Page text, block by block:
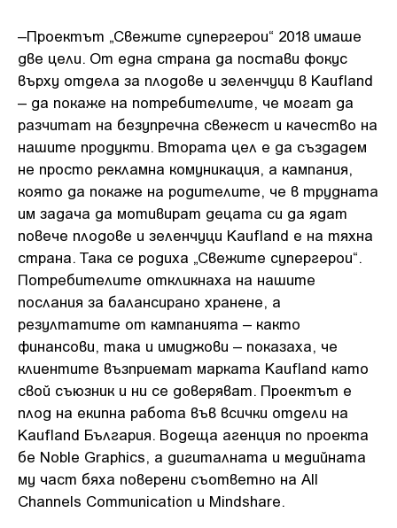
–Проектът „Свежите супергерои“ 2018 имаше
две цели. От една страна да постави фокус
върху отдела за плодове и зеленчуци в Kaufland
– да покаже на потребителите, че могат да
разчитат на безупречна свежест и качество на
нашите продукти. Втората цел е да създадем
не просто рекламна комуникация, а кампания,
която да покаже на родителите, че в трудната
им задача да мотивират децата си да ядат
повече плодове и зеленчуци Kaufland е на тяхна
страна. Така се родиха „Свежите супергерои“.
Потребителите откликнаха на нашите
послания за балансирано хранене, а
резултатите от кампанията – както
финансови, така и имиджови – показаха, че
клиентите възприемат марката Kaufland като
свой съюзник и ни се доверяват. Проектът е
плод на екипна работа във всички отдели на
Kaufland България. Водеща агенция по проекта
бе Noble Graphics, а дигиталната и медийната
му част бяха поверени съответно на All
Channels Communication и Mindshare.